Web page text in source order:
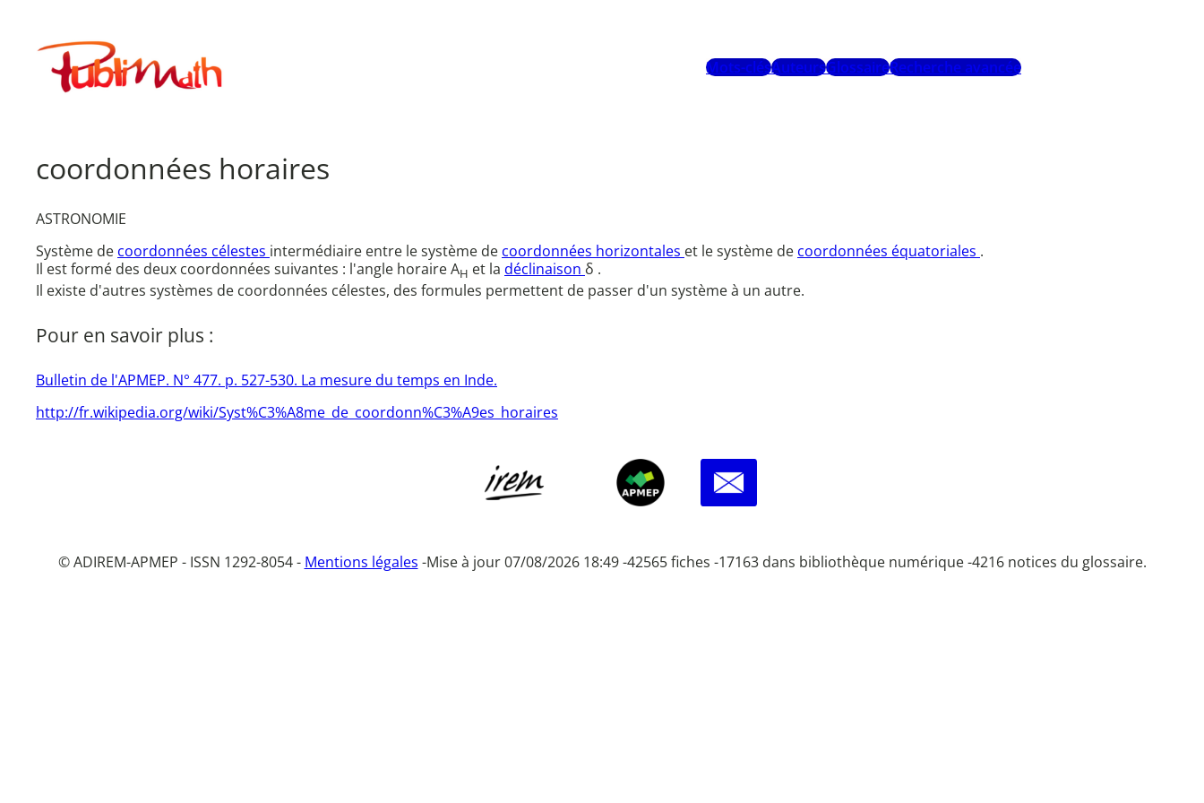
contenuPublimath
Mots-clésAuteursGlossaireRecherche avancée
coordonnées horaires
ASTRONOMIE
Système de coordonnées célestes intermédiaire entre le système de coordonnées horizontales et le système de coordonnées équatoriales .
Il est formé des deux coordonnées suivantes : l'angle horaire AH et la déclinaison δ .
Il existe d'autres systèmes de coordonnées célestes, des formules permettent de passer d'un système à un autre.
Pour en savoir plus :
Bulletin de l'APMEP. N° 477. p. 527-530. La mesure du temps en Inde.
http://fr.wikipedia.org/wiki/Syst%C3%A8me_de_coordonn%C3%A9es_horaires
© ADIREM-APMEP - ISSN 1292-8054 - Mentions légales -Mise à jour 07/08/2026 18:49 -42565 fiches -17163 dans bibliothèque numérique -4216 notices du glossaire.